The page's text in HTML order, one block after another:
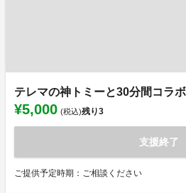
テレマの神トミーと30分間コラ
¥5,000 (税込)残り3
支援終了
ご提供予定時期：ご相談ください